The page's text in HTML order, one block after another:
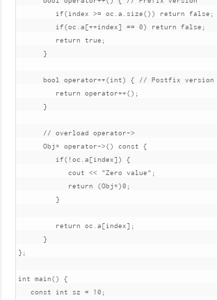
if(index >= oc .a size()) return false ;
if(oc .a[++index] == 0) return false ;
return
true ;
}
bool operator++(int) {
// Postfix version
return
operator++();
}
// overload operator->
Obj* operator->() const
{
if(!oc .a[index])
{
            cout
<< "Zero value" ;
return
(Obj*)0 ;
}
return oc .a[index];
}
};
int main()
{
const
int sz = 10 ;